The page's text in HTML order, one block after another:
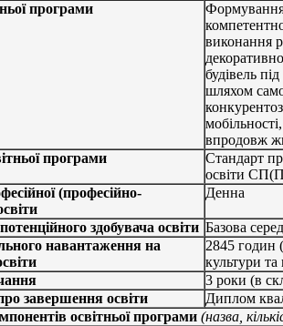
програми
виконання
будівель
шляхом
впродовж
програми
Стандарт
освіти
(професійно-
Денна
здобувача освіти Базова
навантаження на
2845 годин
культури
3 роки (в
завершення освіти
Диплом
освітньої програми (назва,